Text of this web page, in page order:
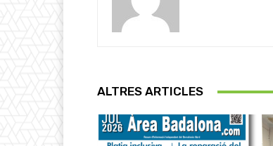
ALTRES ARTICLES